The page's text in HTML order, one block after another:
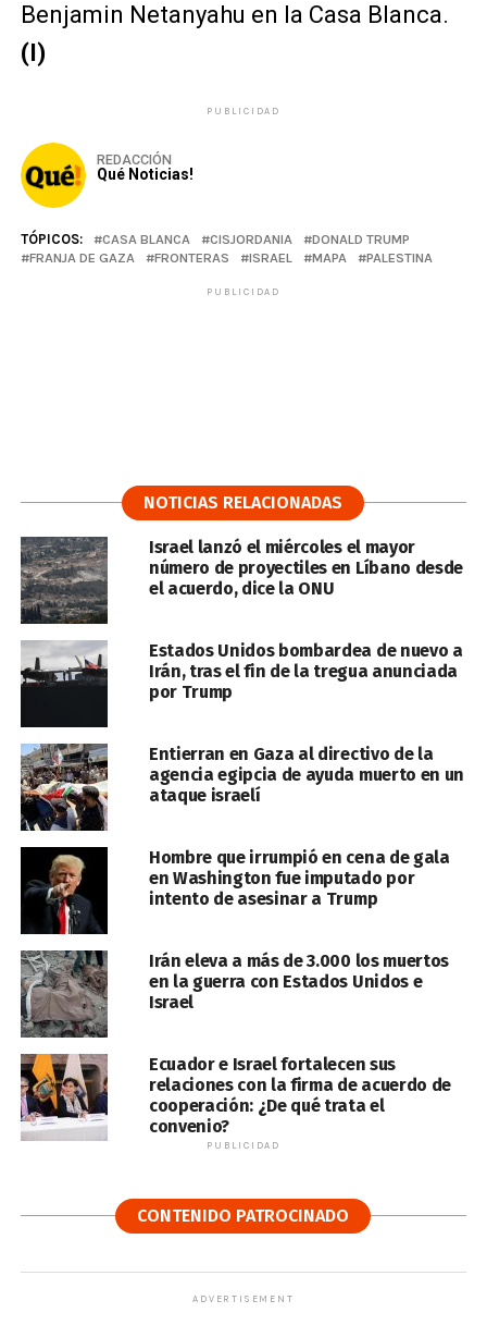
Benjamin Netanyahu en la Casa Blanca.
(I)
PUBLICIDAD
REDACCIÓN
Qué Noticias!
TÓPICOS: CASA BLANCA CISJORDANIA
DONALD TRUMP
FRANJA DE GAZA
FRONTERAS ISRAEL MAPA PALESTINA
PUBLICIDAD
NOTICIAS RELACIONADAS
Israel lanzó el miércoles el mayor
número de proyectiles en Líbano desde
el acuerdo, dice la ONU
Estados Unidos bombardea de nuevo a
Irán, tras el fin de la tregua anunciada
por Trump
Entierran en Gaza al directivo de la
agencia egipcia de ayuda muerto en un
ataque israelí
Hombre que irrumpió en cena de gala
en Washington fue imputado por
intento de asesinar a Trump
Irán eleva a más de 3.000 los muertos
en la guerra con Estados Unidos e
Israel
Ecuador e Israel fortalecen sus
relaciones con la firma de acuerdo de
cooperación: ¿De qué trata el
convenio?
PUBLICIDAD
CONTENIDO PATROCINADO
ADVERTISEMENT